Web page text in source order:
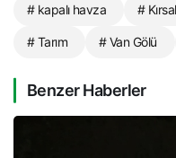
# kapalı havza #
# Tarım # Van Gölü
Benzer Haberler